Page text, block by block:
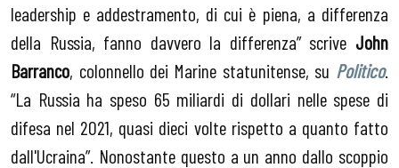
leadership e addestramento, di cui è piena, a differenza
della Russia, fanno davvero la differenza” scrive John
Barranco, colonnello dei Marine statunitense, su Politico.
“La Russia ha speso 65 miliardi di dollari nelle spese di
difesa nel 2021, quasi dieci volte rispetto a quanto fatto
dall'Ucraina”. Nonostante questo a un anno dallo scoppio